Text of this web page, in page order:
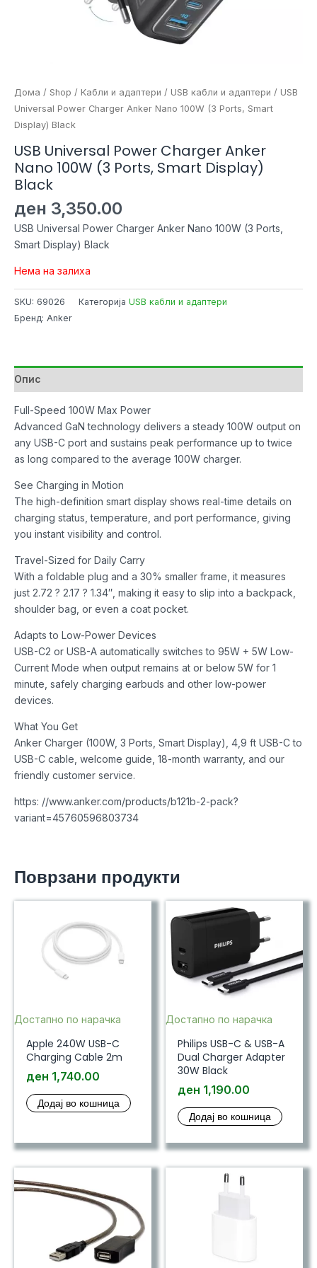
Дома / Shop / Кабли и адаптери / USB кабли и адаптери / USB
Universal Power Charger Anker Nano 100W (3 Ports, Smart
Display) Black
USB Universal Power Charger Anker
Nano 100W (3 Ports, Smart Display)
Black
ден 3,350.00
USB Universal Power Charger Anker Nano 100W (3 Ports,
Smart Display) Black
Нема на залиха
SKU: 69026 Категорија USB кабли и адаптери
Бренд: Anker
Опис
Full-Speed 100W Max Power
Advanced GaN technology delivers a steady 100W output on
any USB-C port and sustains peak performance up to twice
as long compared to the average 100W charger.
See Charging in Motion
The high-definition smart display shows real-time details on
charging status, temperature, and port performance, giving
you instant visibility and control.
Travel-Sized for Daily Carry
With a foldable plug and a 30% smaller frame, it measures
just 2.72 ? 2.17 ? 1.34″, making it easy to slip into a backpack,
shoulder bag, or even a coat pocket.
Adapts to Low-Power Devices
USB-C2 or USB-A automatically switches to 95W + 5W Low-
Current Mode when output remains at or below 5W for 1
minute, safely charging earbuds and other low-power
devices.
What You Get
Anker Charger (100W, 3 Ports, Smart Display), 4,9 ft USB-C to
USB-C cable, welcome guide, 18-month warranty, and our
friendly customer service.
https: //www.anker.com/products/b121b-2-pack?
variant=45760596803734
Поврзани продукти
Достапно по нарачка
Apple 240W USB-C
Charging Cable 2m
ден 1,740.00
Додај во кошница
Достапно по нарачка
Philips USB-C & USB-A
Dual Charger Adapter
30W Black
ден 1,190.00
Додај во кошница